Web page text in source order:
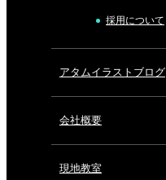
採用について
アタムイラストブログ
会社概要
現地教室